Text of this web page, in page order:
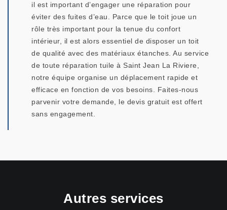
il est important d’engager une réparation pour
éviter des fuites d’eau. Parce que le toit joue un
rôle très important pour la tenue du confort
intérieur, il est alors essentiel de disposer un toit
de qualité avec des matériaux étanches. Au service
de toute réparation tuile à Saint Jean La Riviere,
notre équipe organise un déplacement rapide et
efficace en fonction de vos besoins. Faites-nous
parvenir votre demande, le devis gratuit est offert
sans engagement.
Autres services